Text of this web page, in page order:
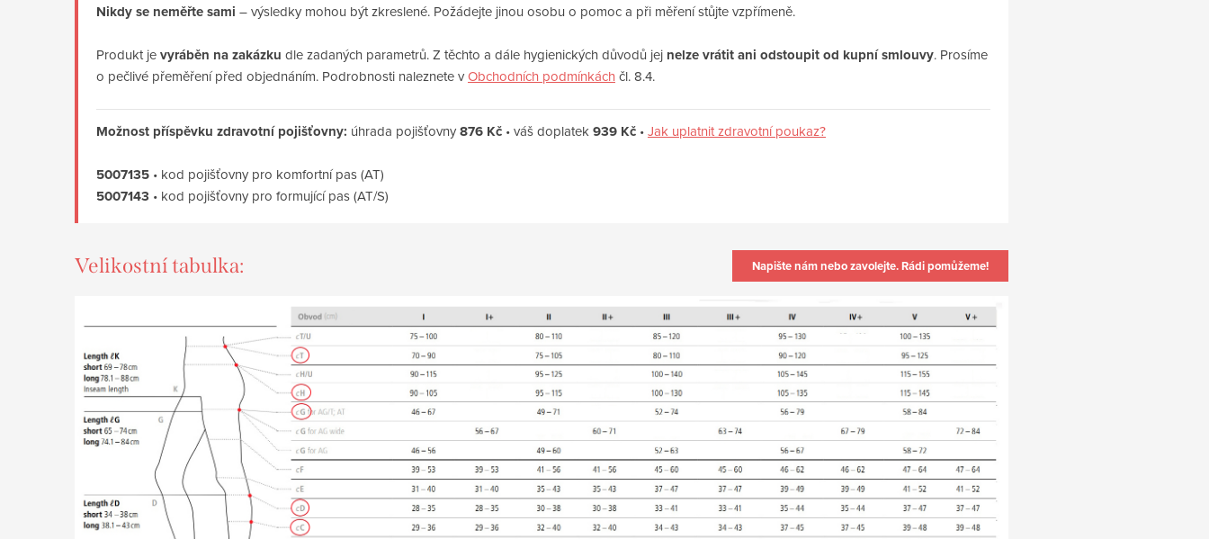
Nikdy se neměřte sami – výsledky mohou být zkreslené. Požádejte jinou osobu o pomoc a při měření stůjte vzpřímeně.
Produkt jevyráběn na zakázku dle zadaných parametrů. Z těchto a dále hygienických důvodů jej nelze vrátit ani odstoupit od kupní smlouvy. Prosíme
o pečlivé přeměření před objednáním. Podrobnosti naleznete vObchodních podmínkáchčl. 8.4.
Možnost příspěvku zdravotní pojišťovny: úhrada pojišťovny876 Kč • váš doplatek939 Kč •Jak uplatnit zdravotní poukaz?
5007135 • kod pojišťovny pro komfortní pas (AT)
5007143 • kod pojišťovny pro formující pas (AT/S)
Velikostní tabulka: Napište nám nebo zavolejte. Rádi pomůžeme!